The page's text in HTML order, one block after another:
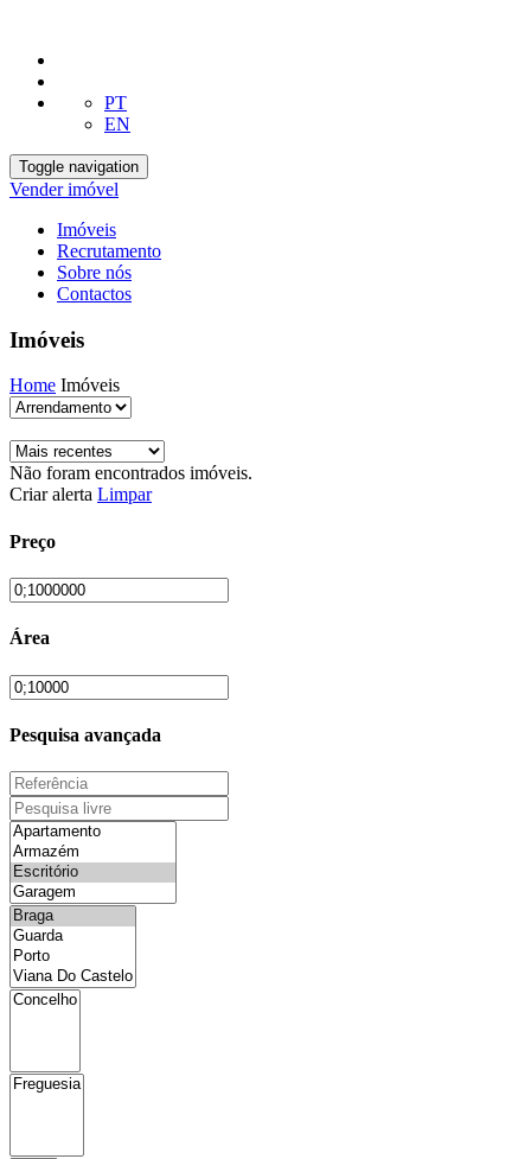
PT
EN
Toggle navigation
Vender imóvel
Imóveis
Recrutamento
Sobre nós
Contactos
Imóveis
Home Imóveis
Não foram encontrados imóveis.
Criar alerta Limpar
Preço
Área
Pesquisa avançada